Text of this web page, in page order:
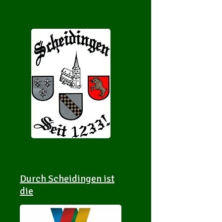
Durch Scheidingen ist
die